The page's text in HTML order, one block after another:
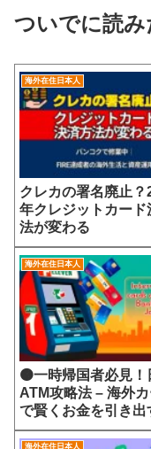
ついでに読み
海外在住日本人
クレカの署名廃止？
年クレジットカード
法が変わる
海外在住日本人
🟠一時帰国者必見！
ATM攻略法 – 海外
で賢くお金を引き出
海外在住日本人